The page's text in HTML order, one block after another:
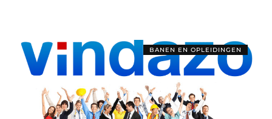
BANEN EN OPLEIDINGEN